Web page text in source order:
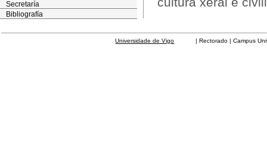
Secretaría
Bibliografía
Universidade de Vigo | Rectorado | Campus